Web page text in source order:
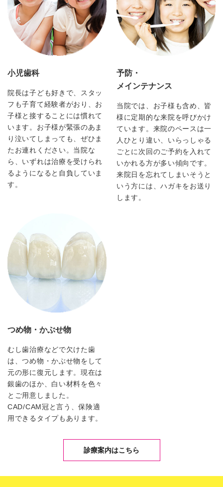
小児歯科
院長は子ども好きで、スタッ
フも子育て経験者がおり、お
子様と接することには慣れて
います。お子様が緊張のあま
り泣いてしまっても、ぜひま
たお連れください。当院な
ら、いずれは治療を受けられ
るようになると自負していま
す。
予防・
メインテナンス
当院では、お子様も含め、皆
様に定期的な来院を呼びかけ
ています。来院のペースは一
人ひとり違い、いらっしゃる
ごとに次回のご予約を入れて
いかれる方が多い傾向です。
来院日を忘れてしまいそうと
いう方には、ハガキをお送り
します。
つめ物・かぶせ物
むし歯治療などで欠けた歯
は、つめ物・かぶせ物をして
元の形に復元します。現在は
銀歯のほか、白い材料を色々
とご用意しました。
CAD/CAM冠と言う、保険適
用できるタイプもあります。
診療案内はこちら